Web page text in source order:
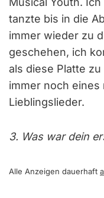
tanzte bis in die
immer wieder zu
geschehen, ich
als diese Platte
immer noch eines
Lieblingslieder.
3. Was war dein
Alle Anzeigen dauerhaft